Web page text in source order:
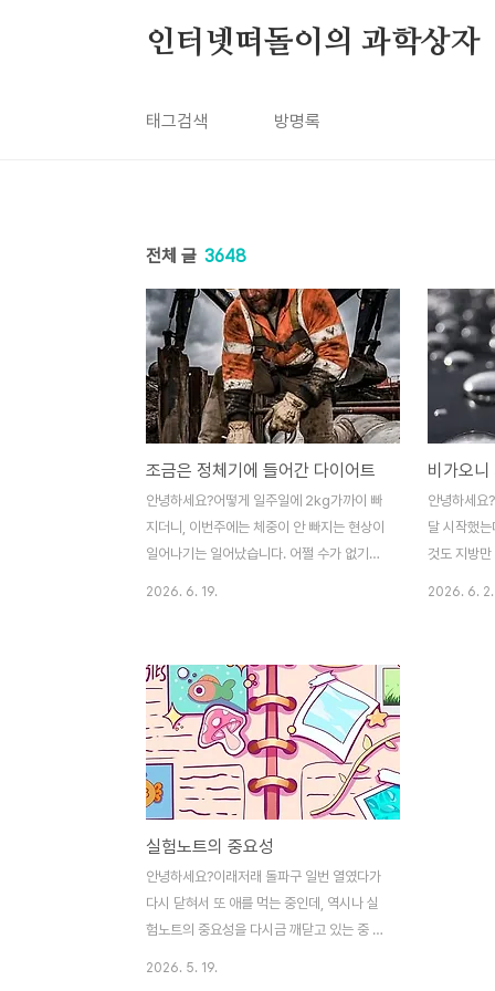
인터넷떠돌이의 과학상자
태그검색 방명록
전체 글 3648
조금은 정체기에 들어간 다이어트
안녕하세요?어떻게 일주일에 2kg가까이 빠
지더니, 이번주에는 체중이 안 빠지는 현상이
일어나기는 일어났습니다. 어쩔 수가 없기는
무튼 철야를 연속으로 해서 하는 부작용이,
이제는 하룻밤만 자고나서 회복이 바로 다 되
지 않을 뿐더러, 몇 주 후에 이 여파를 몰아서
받는 것을 생각하면, 이래저래 상황이 만만치
는 않은 모양이기는 모양입니다. 거기다가 간
헐적 단식도 계속하니, 이제는 상황이 이상하
게 돌아가는 것인지, 배는 고픈데 정작 음식
을 보면 먹고 싶다는 느낌이 없어지고 있습니
다. 배만 고프지, 정작 먹을 것을 보면 반갑지
가 않은 상황의 ..
2026. 6. 19.
안녕하세요
달 시작했
것도 지방만
2026. 6. 2.
실험노트의 중요성
안녕하세요?이래저래 돌파구 일번 열였다가
다시 닫혀서 또 애를 먹는 중인데, 역시나 실
험노트의 중요성을 다시금 깨닫고 있는 중 입
2026. 5. 19.